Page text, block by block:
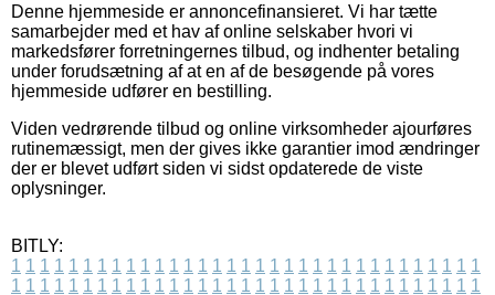
Denne hjemmeside er annoncefinansieret. Vi har tætte
samarbejder med et hav af online selskaber hvori vi
markedsfører forretningernes tilbud, og indhenter betaling
under forudsætning af at en af de besøgende på vores
hjemmeside udfører en bestilling.
Viden vedrørende tilbud og online virksomheder ajourføres
rutinemæssigt, men der gives ikke garantier imod ændringer
der er blevet udført siden vi sidst opdaterede de viste
oplysninger.
BITLY:
1 1 1 1 1 1 1 1 1 1 1 1 1 1 1 1 1 1 1 1 1 1 1 1 1 1 1 1 1 1 1 1 1
1 1 1 1 1 1 1 1 1 1 1 1 1 1 1 1 1 1 1 1 1 1 1 1 1 1 1 1 1 1 1 1 1